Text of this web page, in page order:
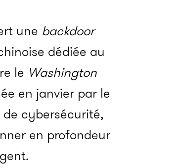
une backdoor
dédiée au
le Washington
en janvier par le
cybersécurité,
en profondeur